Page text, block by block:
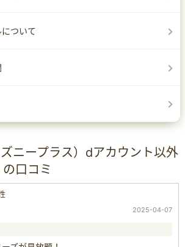
ついて
ニープラス）dアカウント以外
の口コミ
2025-04-07